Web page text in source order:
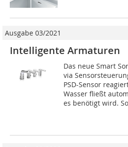
Ausgabe 03/2021
Intelligente Armaturen
Das neue Smart
via
PSD-Sensor
Wasser fließt
es benötigt wird.